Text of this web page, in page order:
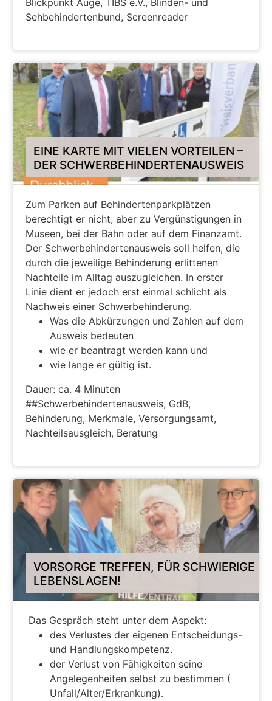
Sehbehindertenbund, Screenreader
EINE KARTE MIT VIELEN VORTEILEN –
DER SCHWERBEHINDERTENAUSWEIS
Zum Parken auf Behindertenparkplätzen
berechtigt er nicht, aber zu Vergünstigungen in
Museen, bei der Bahn oder auf dem Finanzamt.
Der Schwerbehindertenausweis soll helfen, die
durch die jeweilige Behinderung erlittenen
Nachteile im Alltag auszugleichen. In erster
Linie dient er jedoch erst einmal schlicht als
Nachweis einer Schwerbehinderung.
Was die Abkürzungen und Zahlen auf dem
Ausweis bedeuten
wie er beantragt werden kann und
wie lange er gültig ist.
Dauer: ca. 4 Minuten
##Schwerbehindertenausweis, GdB,
Behinderung, Merkmale, Versorgungsamt,
Nachteilsausgleich, Beratung
VORSORGE TREFFEN, FÜR SCHWIERIGE
LEBENSLAGEN!
Das Gespräch steht unter dem Aspekt:
des Verlustes der eigenen Entscheidungs-
und Handlungskompetenz.
der Verlust von Fähigkeiten seine
Angelegenheiten selbst zu bestimmen (
Unfall/Alter/Erkrankung).